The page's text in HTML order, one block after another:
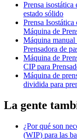
Prensa
estado sólido
Prensa
Máquina de
Máquina manual
Prensadora de
Máquina de
CIP para
Máquina de
dividida para
La gente
¿Por qué son
(WIP) para las